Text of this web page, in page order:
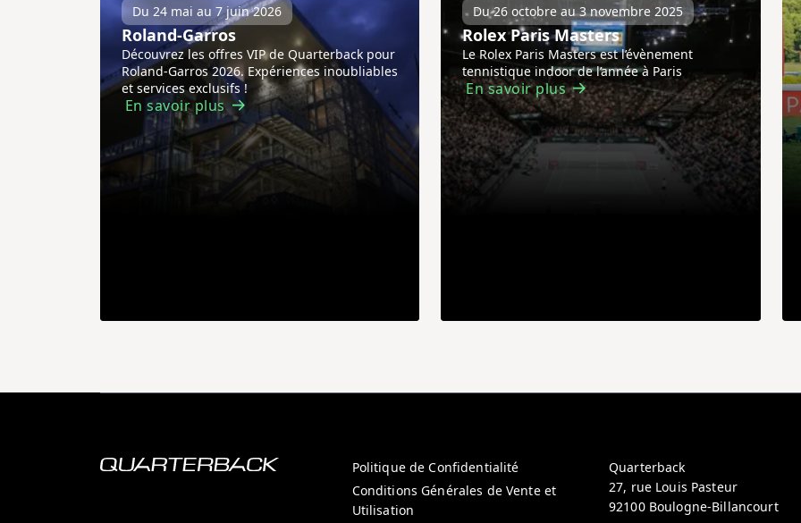
Du 24 mai au 7 juin 2026
Roland-Garros
Découvrez les offres VIP de Quarterback pour
Roland-Garros 2026. Expériences inoubliables
et services exclusifs !
En savoir plus
Du 26 octobre au 3 novembre 2025
Rolex Paris Masters
Le Rolex Paris Masters est l’évènement
tennistique indoor de l’année à Paris
En savoir plus
Politique de Confidentialité
Conditions Générales de Vente et
Utilisation
Quarterback
27, rue Louis Pasteur
92100 Boulogne-Billancourt